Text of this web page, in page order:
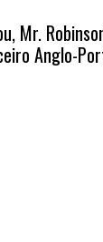
Mr.
Anglo-